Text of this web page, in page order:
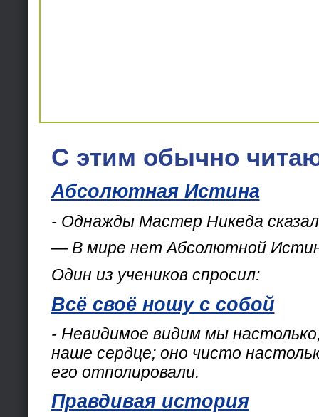
С этим обычно
Абсолютная Истина
- Однажды Мастер Никеда
— В мире нет Абсолютной
Один из учеников спросил:
Всё своё ношу с собой
- Невидимое видим мы
наше сердце; оно чисто
его отполировали.
Правдивая история